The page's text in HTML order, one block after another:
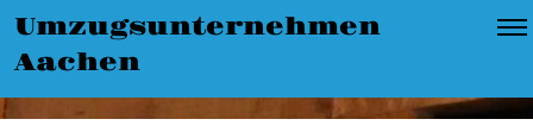
Umzugsunternehmen
Aachen